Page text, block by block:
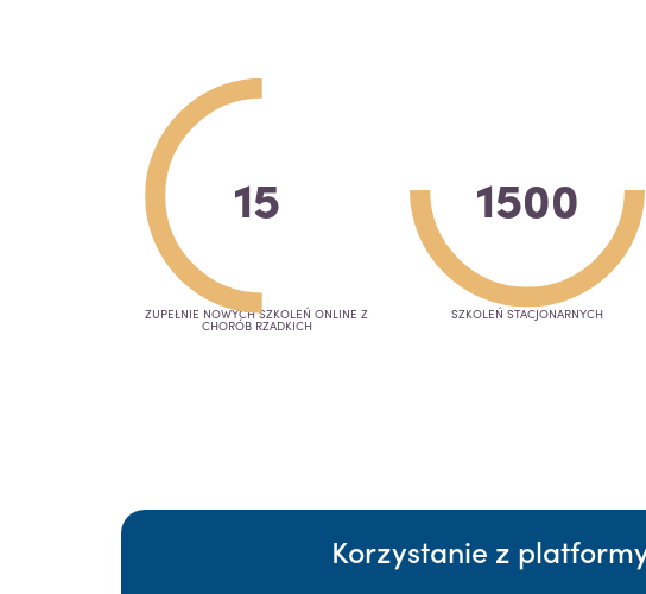
15
ZUPEŁNIE NOWYCH SZKOLEŃ ONLINE Z
CHORÓB RZADKICH
1500
SZKOLEŃ STACJONARNYCH
Korzystanie z